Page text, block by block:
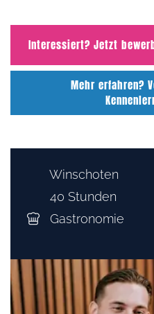
Interessiert? Jetzt
Mehr erfahren?
Winschoten
40 Stunden
Gastronomie